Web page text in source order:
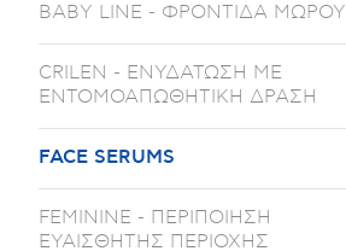
BABY LINE - ΦΡΟΝΤΙΔΑ ΜΩΡΟΥ
CRILEN - ΕΝΥΔΑΤΩΣΗ ΜΕ
ΕΝΤΟΜΟΑΠΩΘΗΤΙΚΗ ΔΡΑΣΗ
FACE SERUMS
FEMININE - ΠΕΡΙΠΟΙΗΣΗ
ΕΥΑΙΣΘΗΤΗΣ ΠΕΡΙΟΧΗΣ